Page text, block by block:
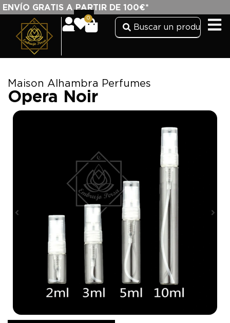
ENVÍO GRATIS A PARTIR DE 100€*
0
Maison Alhambra Perfumes
Opera Noir